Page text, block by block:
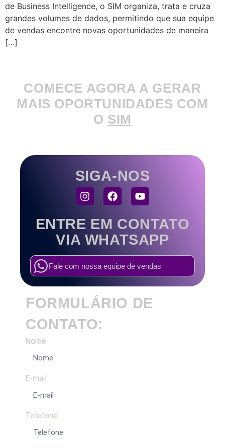
de Business Intelligence, o SIM organiza, trata e cruza
grandes volumes de dados, permitindo que sua equipe
de vendas encontre novas oportunidades de maneira
[…]
COMECE AGORA A GERAR
MAIS OPORTUNIDADES COM
O SIM
SIGA-NOS
ENTRE EM CONTATO
VIA WHATSAPP
Fale com nossa equipe de vendas
FORMULÁRIO DE
CONTATO:
Nome
E-mail
Telefone